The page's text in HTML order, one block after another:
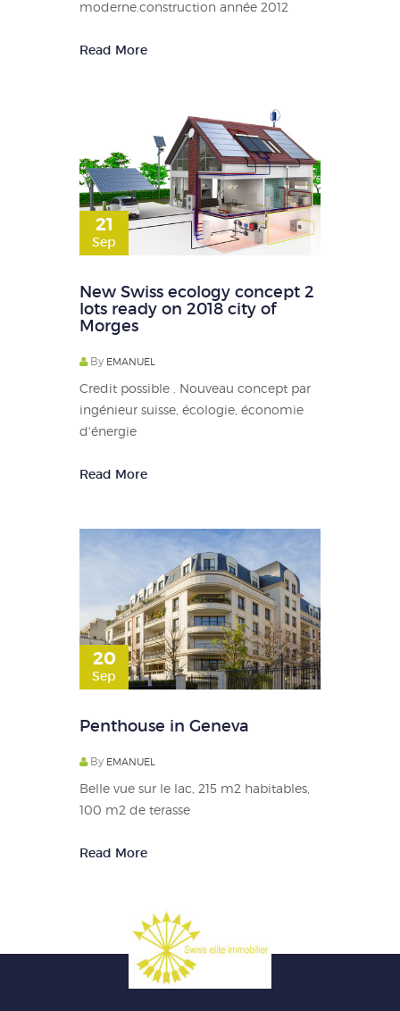
moderne.construction année 2012
Read More
21
Sep
New Swiss ecology concept 2
lots ready on 2018 city of
Morges
By EMANUEL
Credit possible . Nouveau concept par
ingénieur suisse, écologie, économie
d'énergie
Read More
20
Sep
Penthouse in Geneva
By EMANUEL
Belle vue sur le lac, 215 m2 habitables,
100 m2 de terasse
Read More